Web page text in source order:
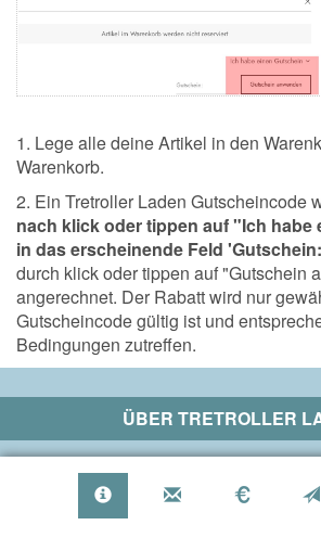
1. Lege alle deine Artikel in den
Warenkorb.
2. Ein Tretroller Laden Gutscheincode
nach klick oder tippen auf "Ich habe
in das erscheinende Feld
durch klick oder tippen auf "Gutschein
angerechnet. Der Rabatt wird nur
Gutscheincode gültig ist und
Bedingungen zutreffen.
ÜBER TRETROLLER